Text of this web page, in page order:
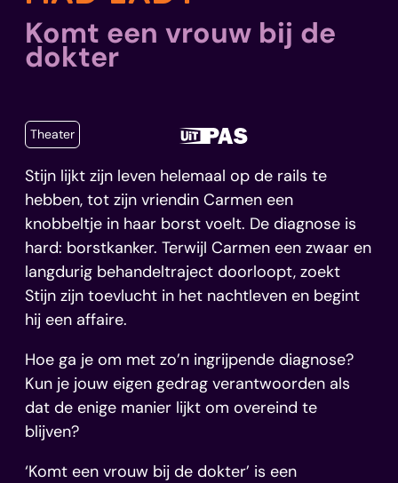
Komt een vrouw bij de
dokter
Categorieën
Theater
Stijn lijkt zijn leven helemaal op de rails te
hebben, tot zijn vriendin Carmen een
knobbeltje in haar borst voelt. De diagnose is
hard: borstkanker. Terwijl Carmen een zwaar en
langdurig behandeltraject doorloopt, zoekt
Stijn zijn toevlucht in het nachtleven en begint
hij een affaire.
Hoe ga je om met zo’n ingrijpende diagnose?
Kun je jouw eigen gedrag verantwoorden als
dat de enige manier lijkt om overeind te
blijven?
‘Komt een vrouw bij de dokter’ is een